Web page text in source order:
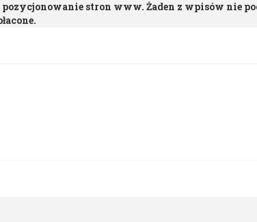
stron www. Żaden z wpisów